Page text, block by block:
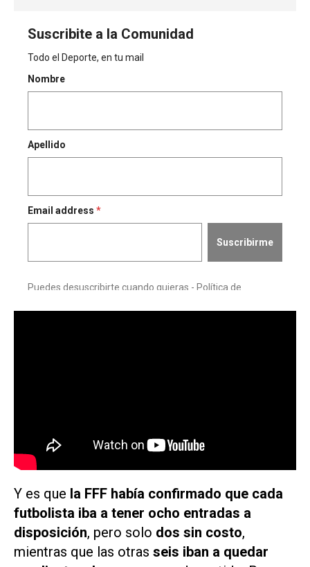
Y es que la FFF había confirmado que cada
futbolista iba a tener ocho entradas a
disposición, pero solo dos sin costo,
mientras que las otras seis iban a quedar